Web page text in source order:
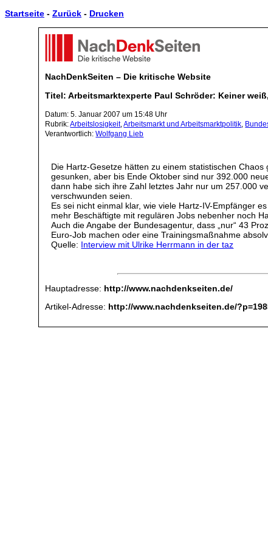
Startseite - Zurück - Drucken
NachDenkSeiten – Die kritische Website
Titel: Arbeitsmarktexperte Paul Schröder: Keiner
Datum: 5. Januar 2007 um 15:48 Uhr
Rubrik:Arbeitslosigkeit,Arbeitsmarkt und Arbeitsmarktpolitik,
Verantwortlich:Wolfgang Lieb
Die Hartz-Gesetze hätten zu einem statistischen
gesunken, aber bis Ende Oktober sind nur 392.000
dann habe sich ihre Zahl letztes Jahr nur um 257.000
verschwunden seien.
Es sei nicht einmal klar, wie viele Hartz-IV-Empfänger
mehr Beschäftigte mit regulären Jobs nebenher noch
Auch die Angabe der Bundesagentur, dass „nur“ 43
Euro-Job machen oder eine Trainingsmaßnahme
Quelle: Interview mit Ulrike Herrmann in der taz
Hauptadresse: http://www.nachdenkseiten.de/
Artikel-Adresse: http://www.nachdenkseiten.de/